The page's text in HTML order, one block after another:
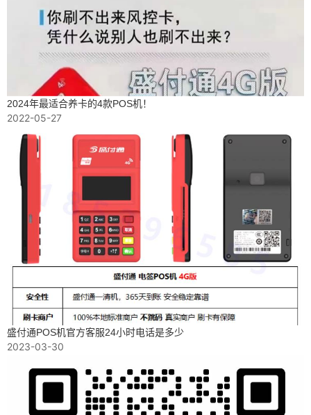
2024年最适合养卡的4款POS机！
2022-05-27
盛付通POS机官方客服24小时电话是多少
2023-03-30